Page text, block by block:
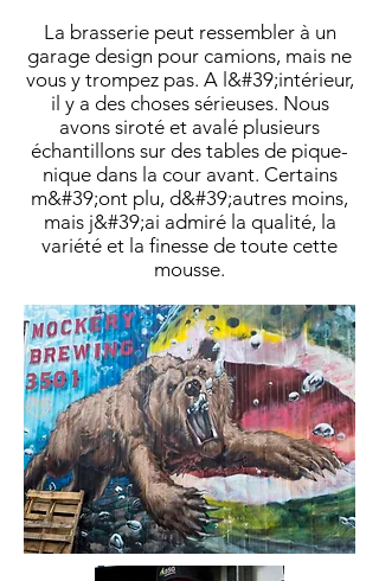
La brasserie peut ressembler à un
garage design pour camions, mais ne
vous y trompez pas. A l&#39;intérieur,
il y a des choses sérieuses. Nous
avons siroté et avalé plusieurs
échantillons sur des tables de pique-
nique dans la cour avant. Certains
m&#39;ont plu, d&#39;autres moins,
mais j&#39;ai admiré la qualité, la
variété et la finesse de toute cette
mousse.